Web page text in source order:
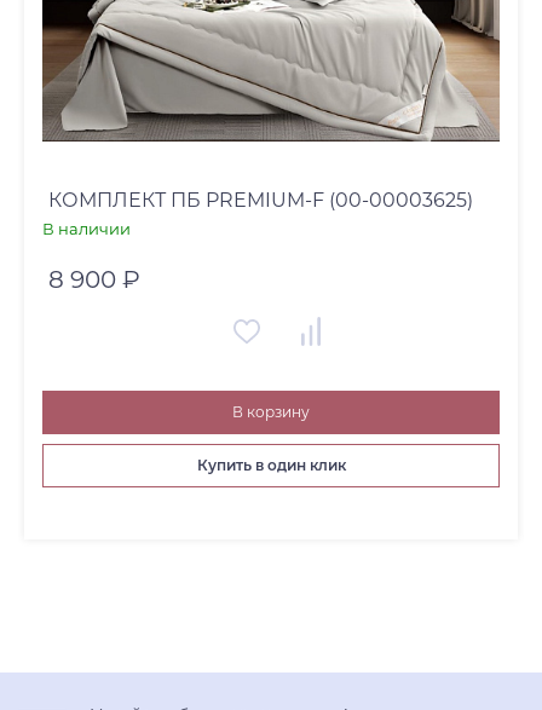
КОМПЛЕКТ ПБ PREMIUM-F (00-00003625)
В наличии
8 900 ₽
В корзину
Купить в один клик